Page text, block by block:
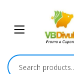
navigation
content
Search
for: